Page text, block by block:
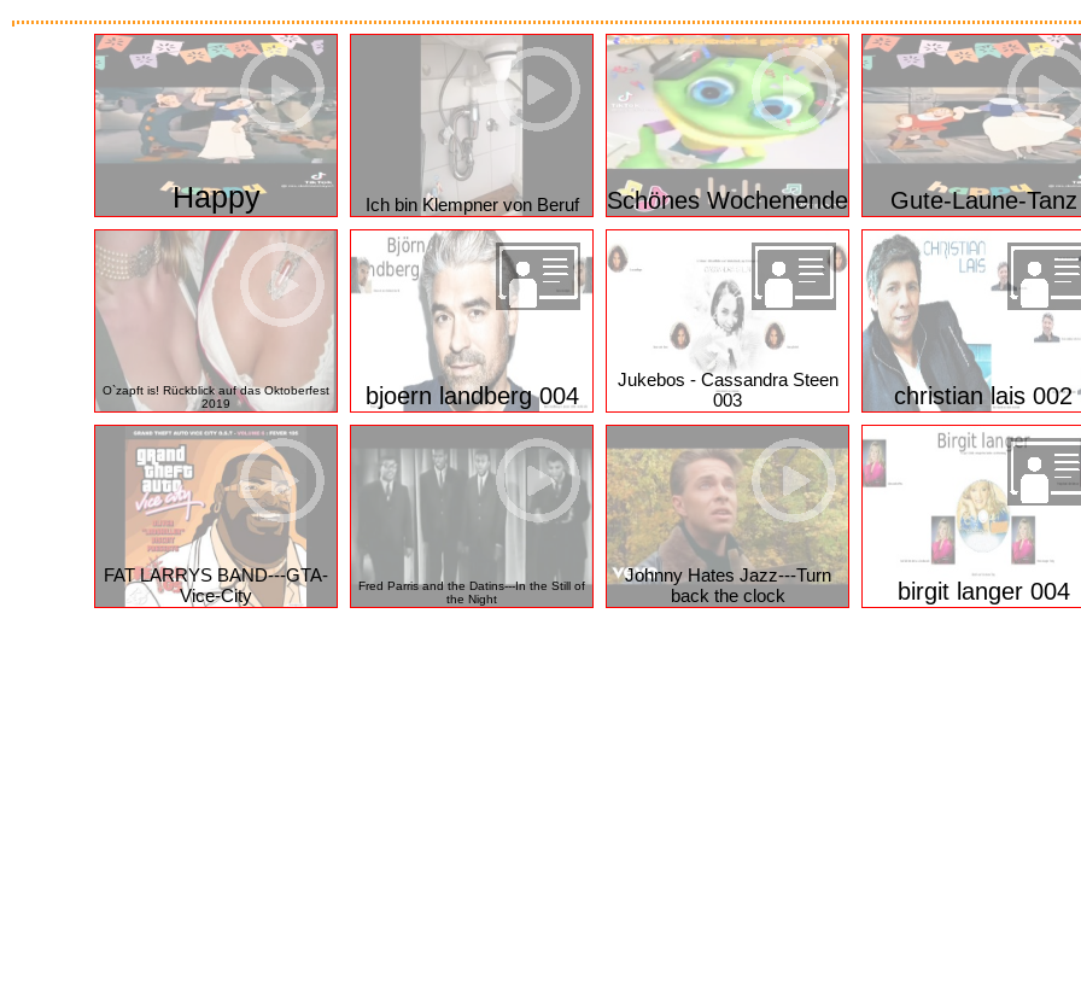
vielleicht interessiert dich auch interessante Dateien ausMusik und mehr
Happy Ich bin Klempner von Beruf Schönes Wochenende Gute-Laune-Tanz
O`zapft is! Rückblick auf das Oktoberfest
2019
bjoern landberg 004
Jukebos - Cassandra Steen
003
christian lais 002